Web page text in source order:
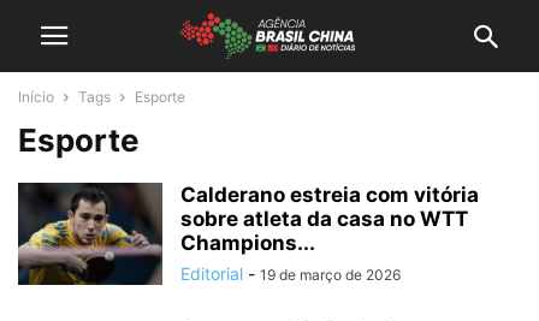
Início Tags Esporte
Esporte
Calderano estreia com vitória
sobre atleta da casa no WTT
Champions...
Editorial - 19 de março de 2026